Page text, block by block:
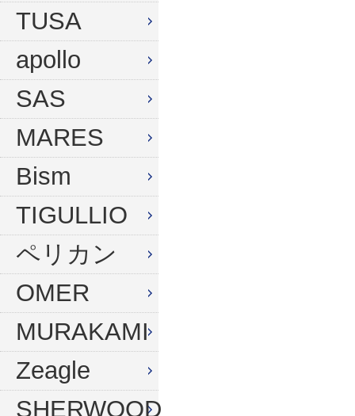
フック
ダイブコンピューター
マスク
フィン
ウェットスーツ
インナー
グローブ
バッグ
ウェイト
ナイフ
ブーツ
ウィンターグローブ
ドライフード
フードベスト
メッシュバッグ
ウェイトベルト
アンクルウェイト
ウェイトベスト
水中ライト
TUSA
apollo
SAS
MARES
Bism
TIGULLIO
ペリカン
OMER
MURAKAMI
Zeagle
SHERWOOD